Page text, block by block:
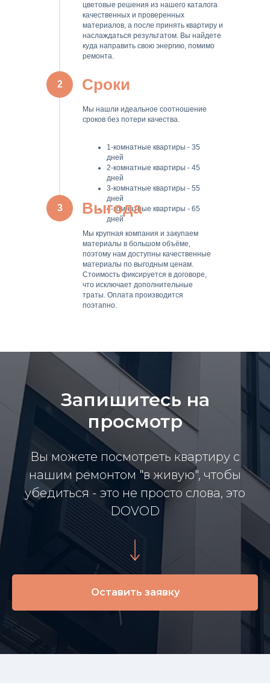
Сроки
Мы нашли идеальное соотношение
сроков без потери качества.
1-комнатные квартиры - 35
дней
2-комнатные квартиры - 45
дней
3-комнатные квартиры - 55
дней
4-комнатные квартиры - 65
дней
цветовые решения из нашего каталога
качественных и проверенных
материалов, а после принять квартиру и
наслаждаться результатом. Вы найдете
куда направить свою энергию, помимо
ремонта.
Мы крупная компания и закупаем
материалы в большом объёме,
поэтому нам доступны качественные
материалы по выгодным ценам.
Стоимость фиксируется в договоре,
что исключает дополнительные
траты. Оплата производится
поэтапно.
Выгода
2
3
Запишитесь на
просмотр
Вы можете посмотреть квартиру с
нашим ремонтом "в живую", чтобы
убедиться - это не просто слова, это
DOVOD
Оставить заявку